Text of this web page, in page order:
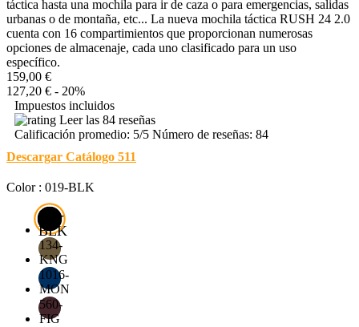
táctica hasta una mochila para ir de caza o para emergencias, salidas
urbanas o de montaña, etc... La nueva mochila táctica RUSH 24 2.0
cuenta con 16 compartimientos que proporcionan numerosas
opciones de almacenaje, cada uno clasificado para un uso
específico.
159,00 €
127,20 € - 20%
Impuestos incluidos
Leer las 84 reseñas
Calificación promedio: 5/5 Número de reseñas: 84
Descargar Catálogo 511
Color : 019-BLK
019-
BLK
134-
KNG
1016-
MON
560-
FIG